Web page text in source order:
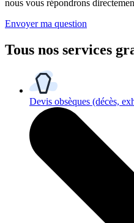
nous vous répondrons
Envoyer ma question
Tous nos services
Devis obsèques (décès,